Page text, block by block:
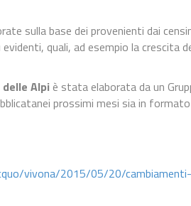
sulla base dei provenienti dai
quali, ad esempio la crescita
Alpi è stata elaborata da un
prossimi mesi sia in
vivona/2015/05/20/